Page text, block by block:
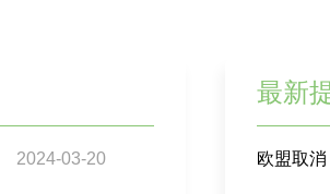
最新
欧盟取
2024-03-20